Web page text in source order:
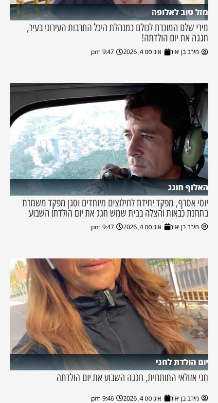
מזל טוב לאלופה
מירי שלם המוכרת לכולם כמנהלת היכל התרבות העירוני בעיר,
חגגה את יום הולדתה!
מירב בן יאיר אוגוסט 4, 2026 9:47 pm
האלוף חוגג
יוסי אסרף, מפקד יחידת לחילוצים מיוחדים וסגן מפקד משמרת
בתחנת כבאות והצלה בבית שמש חגג את יום הולדתו השבוע
מירב בן יאיר אוגוסט 4, 2026 9:47 pm
יום הולדת לחני
חני אזולאי התותחית, חגגה השבוע את יום הולדתה
מירב בן יאיר אוגוסט 4, 2026 9:46 pm